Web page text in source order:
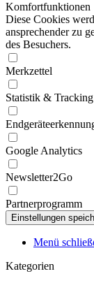
Komfortfunktionen
Diese Cookies
ansprechender zu
des Besuchers.
Merkzettel
Statistik & Tracking
Google Analytics
Newsletter2Go
Partnerprogramm
Menü
Kategorien